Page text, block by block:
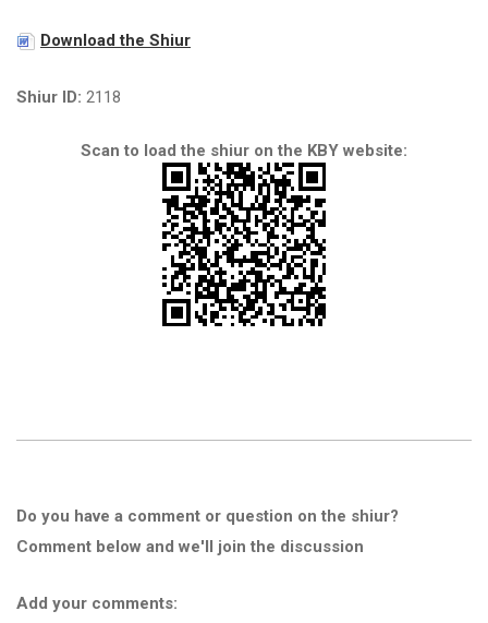
Download the Shiur
Shiur ID: 2118
Scan to load the shiur on the KBY website:
Do you have a comment or question on the shiur?
Comment below and we'll join the discussion
Add your comments: